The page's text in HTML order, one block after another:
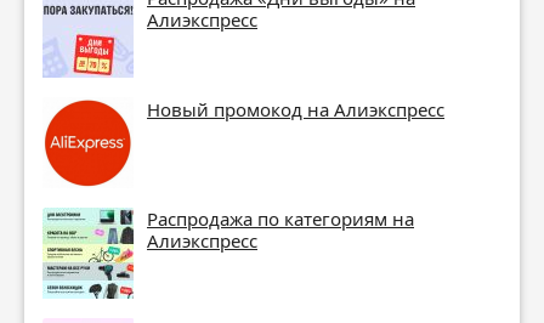
Алиэкспресс
Новый промокод на Алиэкспресс
Распродажа по категориям на
Алиэкспресс